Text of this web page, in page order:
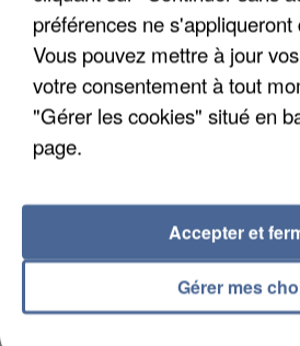
préférences ne
Vous pouvez mettre à jour
votre consentement à tout
"Gérer les cookies" situé en
page.
Gérer mes
Accepter et